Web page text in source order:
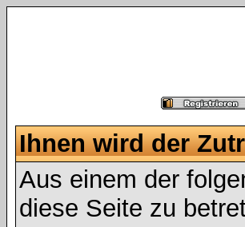
Ihnen wird der
Aus einem der
diese Seite zu